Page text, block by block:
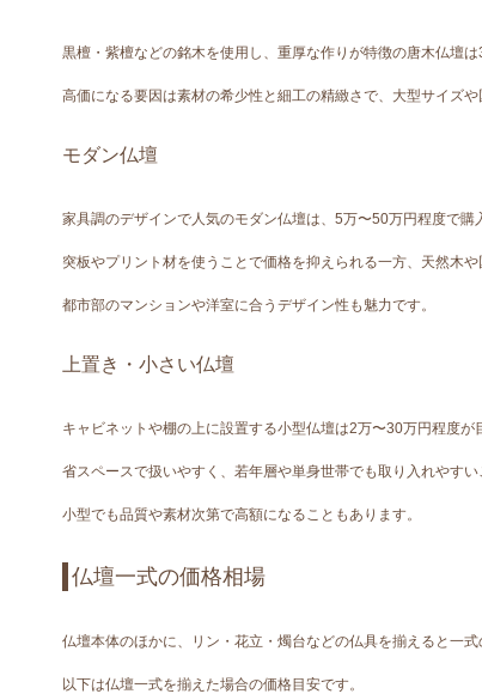
黒檀・紫檀などの銘木を使用し、重厚な作りが特徴の唐木仏壇は
高価になる要因は素材の希少性と細工の精緻さで、大型サイズや
モダン仏壇
家具調のデザインで人気のモダン仏壇は、5万〜50万円程度で購
突板やプリント材を使うことで価格を抑えられる一方、天然木
都市部のマンションや洋室に合うデザイン性も魅力です。
上置き・小さい仏壇
キャビネットや棚の上に設置する小型仏壇は2万〜30万円程度が
省スペースで扱いやすく、若年層や単身世帯でも取り入れやすい
小型でも品質や素材次第で高額になることもあります。
仏壇一式の価格相場
仏壇本体のほかに、リン・花立・燭台などの仏具を揃えると一式
以下は仏壇一式を揃えた場合の価格目安です。